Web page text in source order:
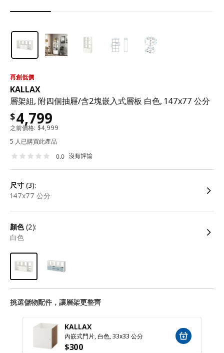
再創低價
KALLAX
層架組, 附四個抽屜/含2塊嵌入式層板 白色, 147x77 公分
$4,799
之前價格: $4,999
5 人已購買此產品
0.0 沒有評論
尺寸 (3):
147x77 公分
顏色(2):
白色
挑選儲物配件，讓層架更整齊
KALLAX
內嵌式門片, 白色, 33x33 公分
$300